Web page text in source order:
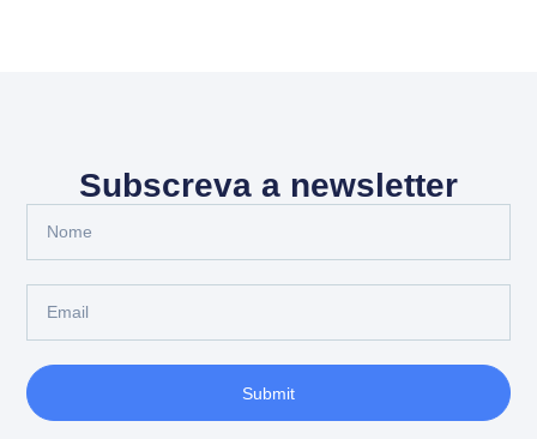
Subscreva a newsletter
Submit